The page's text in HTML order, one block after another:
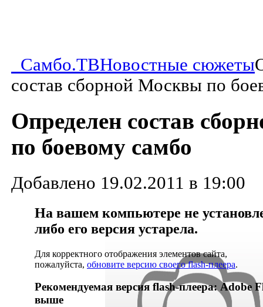
Самбо.ТВНовостные сюжеты
состав сборной Москвы по
Определен состав
по боевому самбо
Добавлено 19.02.2011 в 19:00
На вашем компьютере не
либо его версия устарела.
Для корректного отображения элементов сайта,
пожалуйста, обновите версию своего flash-плеера.
Рекомендуемая версия flash-плеера: Adobe
выше